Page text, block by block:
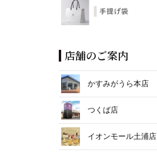
店舗のご案内
かすみがうら本店
つくば店
イオンモール土浦店